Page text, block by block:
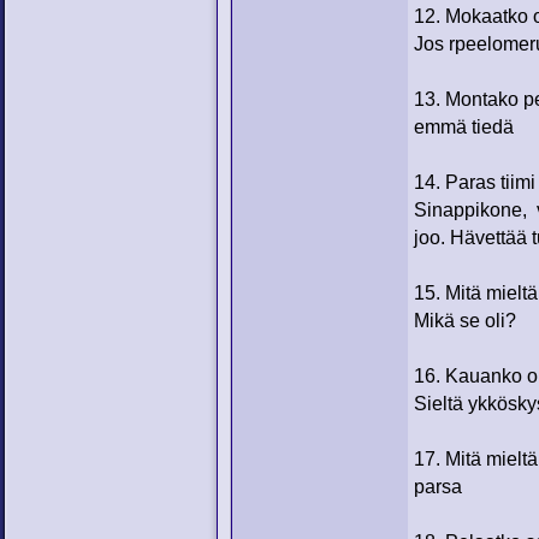
12. Mokaatko
Jos
13. Montako
emmä tiedä
14. Paras
Sinappikone,
joo. Hävettää
15. Mitä
Mikä se oli?
16. Kauanko
Sieltä
17. Mitä
parsa